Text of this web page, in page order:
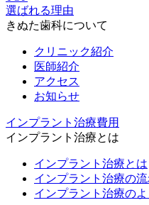
選ばれる理由
きぬた歯科について
クリニック紹介
医師紹介
アクセス
お知らせ
インプラント治療費用
インプラント治療とは
インプラント治療とは
インプラント治療の
インプラント治療の